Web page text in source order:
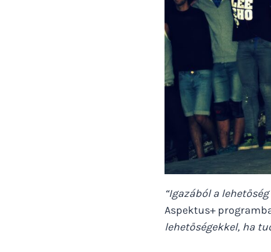
“Igazából a
Aspektus+
lehetőségekkel, ha